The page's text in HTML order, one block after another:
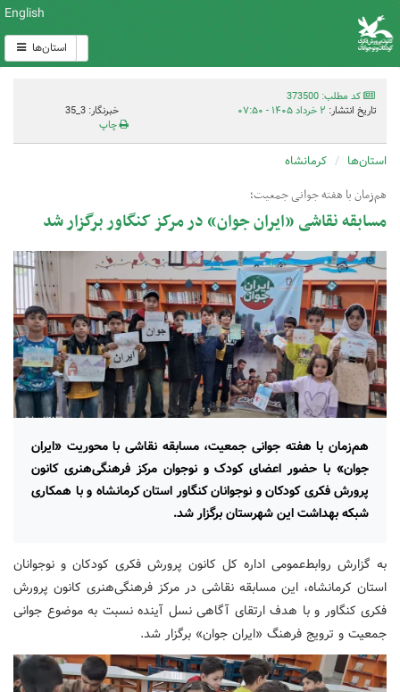
English
استان‌ها
کد مطلب: 373500
تاریخ انتشار: ۲ خرداد ۱۴۰۵ - ۰۷:۵۰
خبرنگار: 3_35
چاپ
استان‌ها کرمانشاه
هم‌زمان با هفته جوانی جمعیت؛
مسابقه نقاشی «ایران جوان» در مرکز کنگاور برگزار شد
هم‌زمان با هفته جوانی جمعیت، مسابقه نقاشی با محوریت «ایران
جوان» با حضور اعضای کودک و نوجوان مرکز فرهنگی‌هنری کانون
پرورش فکری کودکان و نوجوانان کنگاور استان کرمانشاه و با همکاری
شبکه بهداشت این شهرستان برگزار شد.
به گزارش روابط‌عمومی اداره کل کانون پرورش فکری کودکان و نوجوانان
استان کرمانشاه، این مسابقه نقاشی در مرکز فرهنگی‌هنری کانون پرورش
فکری کنگاور و با هدف ارتقای آگاهی نسل آینده نسبت به موضوع جوانی
جمعیت و ترویج فرهنگ «ایران جوان» برگزار شد.